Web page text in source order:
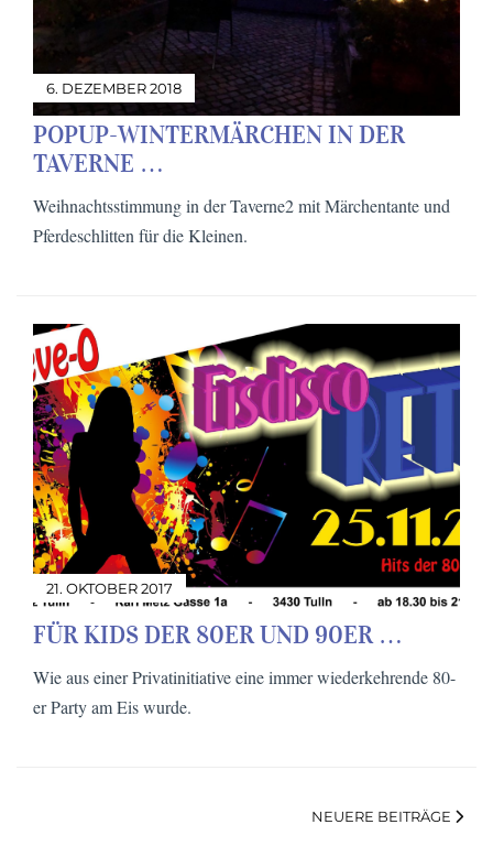
6. DEZEMBER 2018
POPUP-WINTERMÄRCHEN IN DER
TAVERNE …
Weihnachtsstimmung in der Taverne2 mit Märchentante und
Pferdeschlitten für die Kleinen.
21. OKTOBER 2017
FÜR KIDS DER 80ER UND 90ER …
Wie aus einer Privatinitiative eine immer wiederkehrende 80-
er Party am Eis wurde.
NEUERE BEITRÄGE